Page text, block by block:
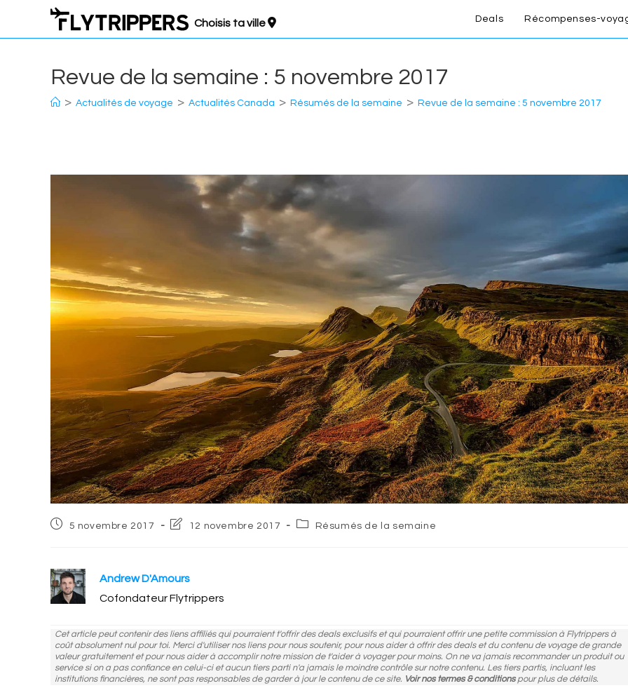
Choisis ta ville Deals Récompenses-
Revue de la semaine : 5 novembre 2017
> Actualités de voyage > Actualités Canada > Résumés de la semaine > Revue de la semaine : 5 novembre 2017
Post5 novembre 2017
Post12 novembre 2017
PostRésumés de la semaine
Andrew D'Amours
Cofondateur Flytrippers
Cet article peut contenir des liens affiliés qui pourraient t'offrir des deals exclusifs et qui pourraient offrir une petite commission à Flytrippers à
coût absolument nul pour toi. Merci d'utiliser nos liens pour nous soutenir, pour nous aider à offrir des deals et du contenu de voyage de grande
valeur gratuitement et pour nous aider à accomplir notre mission de t'aider à voyager pour moins. On ne va jamais recommander un produit ou
service si on a pas confiance en celui-ci et aucun tiers parti n'a jamais le moindre contrôle sur notre contenu. Les tiers partis, incluant les
institutions financières, ne sont pas responsables de garder à jour le contenu de ce site. Voir nos termes & conditionspour plus de détails.